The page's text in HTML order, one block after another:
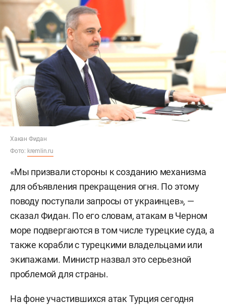
Хакан Фидан
Фото: kremlin.ru
«Мы призвали стороны к созданию механизма
для объявления прекращения огня. По этому
поводу поступали запросы от украинцев», —
сказал Фидан. По его словам, атакам в Черном
море подвергаются в том числе турецкие суда, а
также корабли с турецкими владельцами или
экипажами. Министр назвал это серьезной
проблемой для страны.
На фоне участившихся атак Турция сегодня